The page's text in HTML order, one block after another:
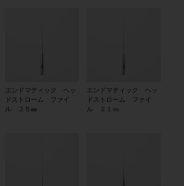
エンドマティック ヘッ
ドストローム ファイ
ル ２５㎜
エンドマティック ヘッ
ドストローム ファイ
ル ２１㎜